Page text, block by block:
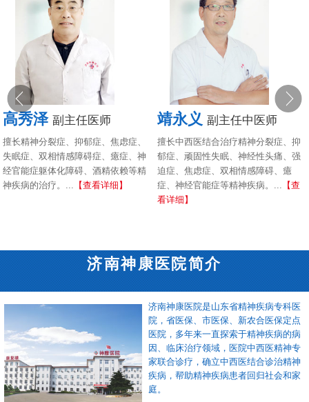
高秀泽 副主任医师
擅长精神分裂症、抑郁症、焦虑症、
失眠症、双相情感障碍症、癔症、神
经官能症躯体化障碍、酒精依赖等精
神疾病的治疗。...
【查看详细】
靖永义 副主任中医师
擅长中西医结合治疗精神分裂症、抑
郁症、顽固性失眠、神经性头痛、强
迫症、焦虑症、双相情感障碍、癔
症、神经官能症等精神疾病。...
【查
看详细】
济南神康医院简介
济南神康医院是山东省精神疾病专科医
院，省医保、市医保、新农合医保定点
医院，多年来一直探索于精神疾病的病
因、临床治疗领域，医院中西医精神专
家联合诊疗，确立中西医结合诊治精神
疾病，帮助精神疾病患者回归社会和家
庭。